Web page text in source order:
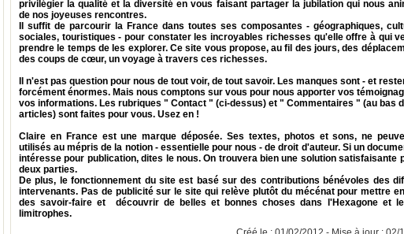
privilégier la qualité et la diversité en vous faisant partager la jubilation qui nous
de nos joyeuses rencontres.
Il suffit de parcourir la France dans toutes ses composantes - géographiques,
sociales, touristiques - pour constater les incroyables richesses qu'elle offre à qui
prendre le temps de les explorer. Ce site vous propose, au fil des jours, des
des coups de cœur, un voyage à travers ces richesses.
Il n'est pas question pour nous de tout voir, de tout savoir. Les manques sont - et
forcément énormes. Mais nous comptons sur vous pour nous apporter vos
vos informations. Les rubriques " Contact " (ci-dessus) et " Commentaires " (au bas
articles) sont faites pour vous. Usez en !
Claire en France est une marque déposée. Ses textes, photos et sons, ne
utilisés au mépris de la notion - essentielle pour nous - de droit d'auteur. Si un
intéresse pour publication, dites le nous. On trouvera bien une solution satisfaisante
deux parties.
De plus, le fonctionnement du site est basé sur des contributions bénévoles des
intervenants. Pas de publicité sur le site qui relève plutôt du mécénat pour mettre
des savoir-faire et découvrir de belles et bonnes choses dans l'Hexagone et
limitrophes.